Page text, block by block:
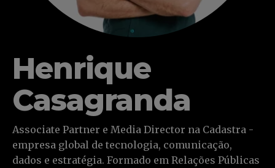
Henrique
Casagranda
Associate Partner e Media Director na Cadastra -
empresa global de tecnologia, comunicação,
dados e estratégia. Formado em Relações Públicas